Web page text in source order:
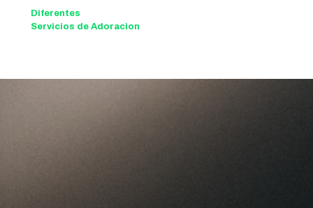
Diferentes
Servicios de Adoracion